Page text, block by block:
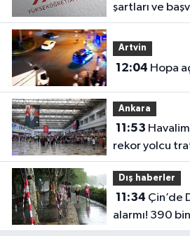
şartları ve
Artvin
12:04 Hopa
Ankara
11:53
rekor yolcu
Dış haberler
11:34
alarmı! 390